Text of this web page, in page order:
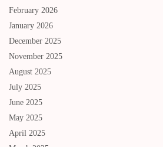
February 2026
January 2026
December 2025
November 2025
August 2025
July 2025
June 2025
May 2025
April 2025